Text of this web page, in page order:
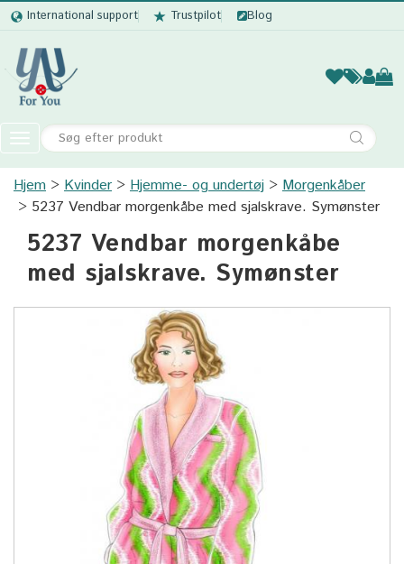
International support Trustpilot Blog
Kvinder
Toggle
navigation
Kvinder
Hjem Kvinder Hjemme- og undertøj
Morgenkåber
5237 Vendbar morgenkåbe med sjalskrave. Symønster
5237 Vendbar morgenkåbe
med sjalskrave. Symønster